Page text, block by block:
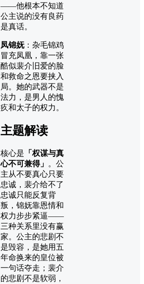
——他根本不知道
公主说的没有良药
是真话。
凤锦妩：杂毛锦鸡
冒充凤凰，靠一张
酷似裴介旧爱的脸
和救命之恩要挟入
局。她的武器不是
法力，是男人的愧
疚和太子的权力。
主题解读
核心是 「权谋与真
心不可兼得」 。公
主从不要真心只要
忠诚，裴介给不了
忠诚只能反复背
叛，锦妩靠恩情和
权力步步紧逼——
三种关系里没有赢
家。公主的悲剧不
是毁容，是她用五
年命换来的皇位被
一句话夺走；裴介
的悲剧不是软弱，